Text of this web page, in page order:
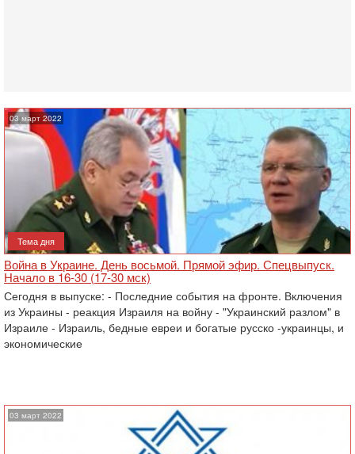
03 март 2022
Тема дня
Война в Украине. День восьмой. Прямой эфир. Спецвыпуск.
Начало в 16-30 (17-30 мск)
Сегодня в выпуске: - Последние события на фронте. Включения
из Украины - реакция Израиля на войну - "Украинский разлом" в
Израиле - Израиль, бедные евреи и богатые русско -украинцы, и
экономические
03 март 2022